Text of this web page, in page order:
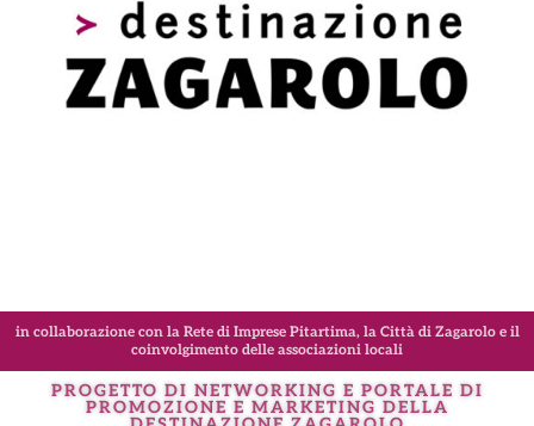
in collaborazione con la Rete di Imprese Pitartima, la Città di Zagarolo e il
coinvolgimento delle associazioni locali
PROGETTO DI NETWORKING E PORTALE DI
PROMOZIONE E MARKETING DELLA